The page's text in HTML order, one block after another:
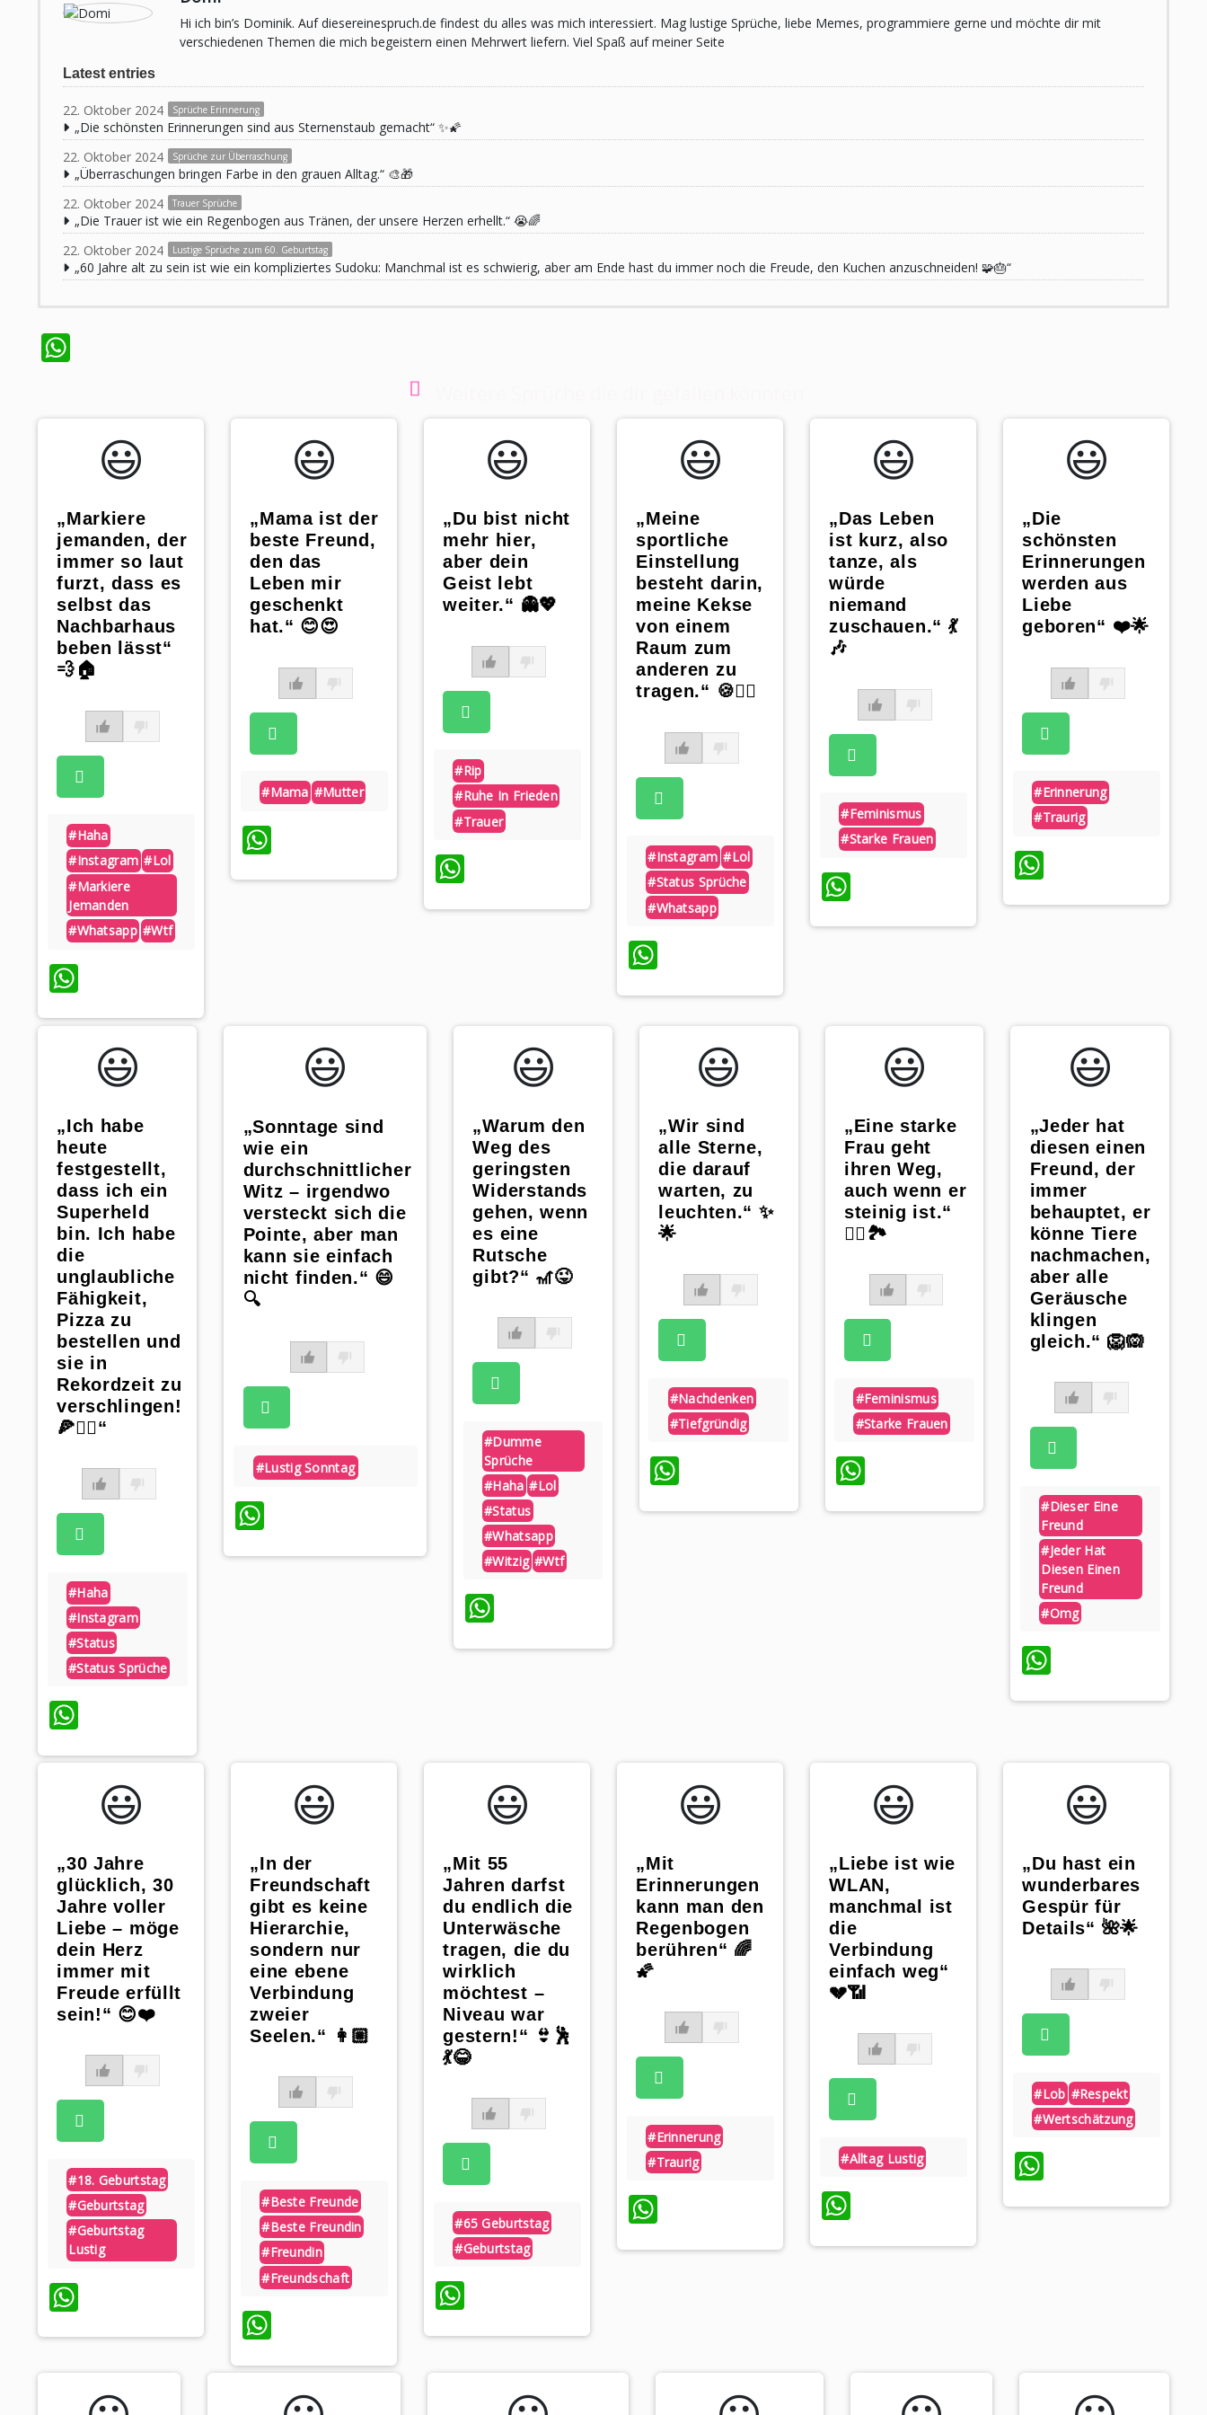
Hi ich bin’s Dominik. Auf diesereinespruch.de findest du alles was mich interessiert. Mag lustige Sprüche, liebe Memes, programmiere gerne und möchte dir mit
verschiedenen Themen die mich begeistern einen Mehrwert liefern. Viel Spaß auf meiner Seite
Latest entries
22. Oktober 2024 Sprüche Erinnerung
„Die schönsten Erinnerungen sind aus Sternenstaub gemacht“ ✨🌠
22. Oktober 2024
Sprüche zur Überraschung
„Überraschungen bringen Farbe in den grauen Alltag.“ 🎨🎁
22. Oktober 2024
Trauer Sprüche
„Die Trauer ist wie ein Regenbogen aus Tränen, der unsere Herzen erhellt.“ 😭🌈
22. Oktober 2024
Lustige Sprüche zum 60. Geburtstag
„60 Jahre alt zu sein ist wie ein kompliziertes Sudoku: Manchmal ist es schwierig, aber am Ende hast du immer noch die Freude, den Kuchen anzuschneiden! 🧩🎂“
😃️
„Markiere
jemanden, der
immer so laut
furzt, dass es
selbst das
Nachbarhaus
beben lässt“
💨🏠
#haha
#instagram #lol
#markiere
Jemanden
#whatsapp #wtf
WhatsApp
😃️
„Mama ist der
beste Freund,
den das
Leben mir
geschenkt
hat.“ 😊😍
#mama #mutter
WhatsApp
😃️
„Du bist nicht
mehr hier,
aber dein
Geist lebt
weiter.“ 👻💖
#rip
#ruhe In Frieden
#trauer
WhatsApp
😃️
„Meine
sportliche
Einstellung
besteht darin,
meine Kekse
von einem
Raum zum
anderen zu
tragen.“ 🍪🏋️‍♀️
#instagram #lol
#status Sprüche
#whatsapp
WhatsApp
😃️
„Das Leben
ist kurz, also
tanze, als
würde
niemand
zuschauen.“ 💃
🎶
#feminismus
#starke Frauen
WhatsApp
😃️
„Die
schönsten
Erinnerungen
werden aus
Liebe
geboren“ ❤️🌟
#erinnerung
#traurig
WhatsApp
😃️
„Ich habe
heute
festgestellt,
dass ich ein
Superheld
bin. Ich habe
die
unglaubliche
Fähigkeit,
Pizza zu
bestellen und
sie in
Rekordzeit zu
verschlingen!
🍕🦸‍♀️“
#haha
#instagram
#status
#status Sprüche
WhatsApp
😃️
„Sonntage sind
wie ein
durchschnittlicher
Witz – irgendwo
versteckt sich die
Pointe, aber man
kann sie einfach
nicht finden.“ 😄
🔍
#lustig Sonntag
WhatsApp
😃️
„Warum den
Weg des
geringsten
Widerstands
gehen, wenn
es eine
Rutsche
gibt?“ 🎢😜
#dumme
Sprüche
#haha #lol
#status
#whatsapp
#witzig #wtf
WhatsApp
😃️
„Wir sind
alle Sterne,
die darauf
warten, zu
leuchten.“ ✨
🌟
#nachdenken
#tiefgründig
😃️
„Eine starke
Frau geht
ihren Weg,
auch wenn er
steinig ist.“
🚶‍♀️🏞️
#feminismus
#starke Frauen
😃️
„Jeder hat
diesen einen
Freund, der
immer
behauptet, er
könne Tiere
nachmachen,
aber alle
Geräusche
klingen
gleich.“ 🦁🙉
#dieser Eine
Freund
#jeder Hat
Diesen Einen
Freund
#omg
WhatsApp
😃️
„30 Jahre
glücklich, 30
Jahre voller
Liebe – möge
dein Herz
immer mit
Freude erfüllt
sein!“ 😊❤️
#18. Geburtstag
#geburtstag
#geburtstag
Lustig
WhatsApp
😃️
„In der
Freundschaft
gibt es keine
Hierarchie,
sondern nur
eine ebene
Verbindung
zweier
Seelen.“ 👩🏼
#beste Freunde
#beste Freundin
#freundin
#freundschaft
WhatsApp
😃️
„Mit 55
Jahren darfst
du endlich die
Unterwäsche
tragen, die du
wirklich
möchtest –
Niveau war
gestern!“ 👙🕺
💃😂
#65 Geburtstag
#geburtstag
WhatsApp
😃️
„Mit
Erinnerungen
kann man den
Regenbogen
berühren“ 🌈
🌠
#erinnerung
#traurig
WhatsApp
😃️
„Liebe ist wie
WLAN,
manchmal ist
die
Verbindung
einfach weg“
💔📶
#alltag Lustig
WhatsApp
😃️
„Du hast ein
wunderbares
Gespür für
Details“ 🌺🌟
#lob #respekt
#wertschätzung
WhatsApp